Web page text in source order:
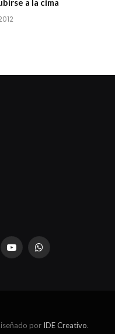
a la cima
YouTubeWhatsApp
por IDE Creativo.